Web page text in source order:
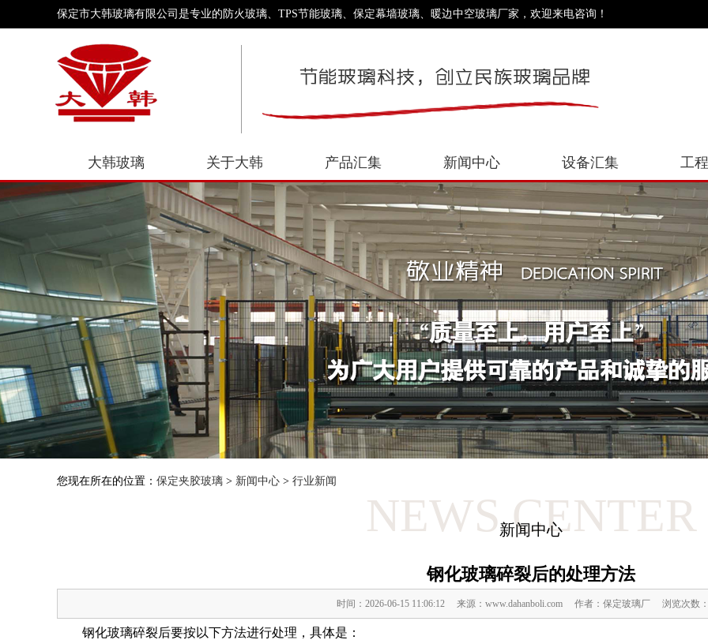
保定市大韩玻璃有限公司是专业的防火玻璃、TPS节能玻璃、保定幕墙玻璃、暖边中空玻璃厂家，欢迎来电咨询！
大韩玻璃 关于大韩 产品汇集 新闻中心 设备汇集 工
您现在所在的位置： 保定夹胶玻璃 > 新闻中心 > 行业新闻
NEWS CENTER
新闻中心
钢化玻璃碎裂后的处理方法
时间：2026-06-15 11:06:12 来源：www.dahanboli.com 作者：保定玻璃厂 浏览次数
钢化玻璃碎裂后要按以下方法进行处理，具体是：